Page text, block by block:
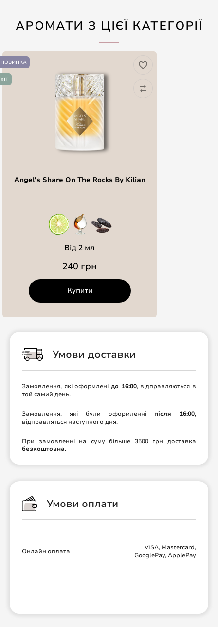
АРОМАТИ З ЦІЄЇ КАТЕГОРІЇ
НОВИНКА
ХІТ
Angel's Share On The Rocks By Kilian
Від 2 мл
240 грн
Купити
Умови доставки
Замовлення, які оформлені до 16:00, відправляються в
той самий день.
Замовлення, які були оформленні після 16:00,
відправляться наступного дня.
При замовленні на суму більше 3500 грн доставка
безкоштовна.
Умови оплати
Онлайн оплата
VISA, Mastercard,
GooglePay, ApplePay